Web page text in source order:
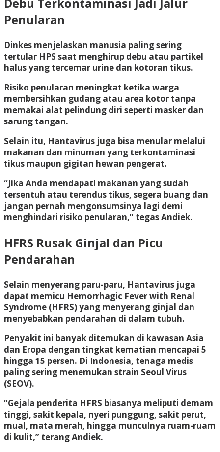
Penularan
Dinkes menjelaskan manusia paling sering
tertular HPS saat menghirup debu atau partikel
halus yang tercemar urine dan kotoran tikus.
Risiko penularan meningkat ketika warga
membersihkan gudang atau area kotor tanpa
memakai alat pelindung diri seperti masker dan
sarung tangan.
Selain itu, Hantavirus juga bisa menular melalui
makanan dan minuman yang terkontaminasi
tikus maupun gigitan hewan pengerat.
“Jika Anda mendapati makanan yang sudah
tersentuh atau terendus tikus, segera buang dan
jangan pernah mengonsumsinya lagi demi
menghindari risiko penularan,” tegas Andiek.
HFRS Rusak Ginjal dan Picu
Pendarahan
Selain menyerang paru-paru, Hantavirus juga
dapat memicu Hemorrhagic Fever with Renal
Syndrome (HFRS) yang menyerang ginjal dan
menyebabkan pendarahan di dalam tubuh.
Penyakit ini banyak ditemukan di kawasan Asia
dan Eropa dengan tingkat kematian mencapai 5
hingga 15 persen. Di Indonesia, tenaga medis
paling sering menemukan strain Seoul Virus
(SEOV).
“Gejala penderita HFRS biasanya meliputi demam
tinggi, sakit kepala, nyeri punggung, sakit perut,
mual, mata merah, hingga munculnya ruam-ruam
di kulit,” terang Andiek.